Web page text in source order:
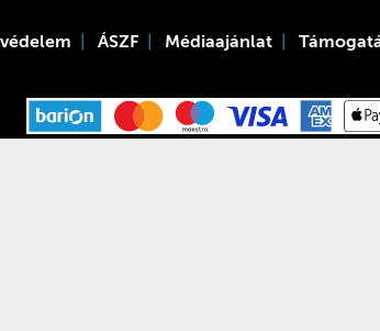
ÁSZF Médiaajánlat